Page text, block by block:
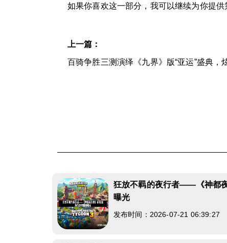
如果你喜欢这一部分，我可以继续为你提
上一篇：
百骑争胜三测演绎《九界》版“亚运”盛典，
狂放不羁的夜行者——《神都
曝光
发布时间：2026-07-21 06:39:27